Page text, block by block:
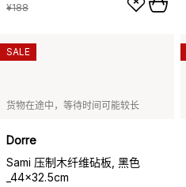
¥188
货物在途中，等待时间可能较长
Dorre
Sami 压制木纤维砧板, 黑色
_44x32.5cm
SALE